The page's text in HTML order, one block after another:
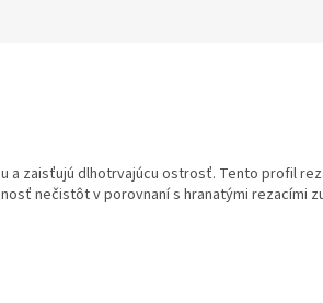
a zaisťujú dlhotrvajúcu ostrosť. Tento profil
nečistôt v porovnaní s hranatými rezacími